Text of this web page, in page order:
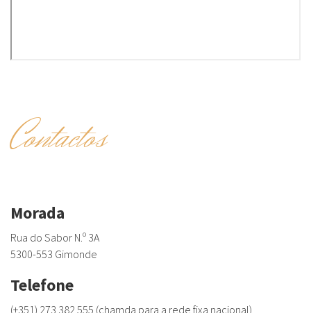
Contactos
Morada
Rua do Sabor N.º 3A
5300-553 Gimonde
Telefone
(+351) 273 382 555 (chamda para a rede fixa nacional)